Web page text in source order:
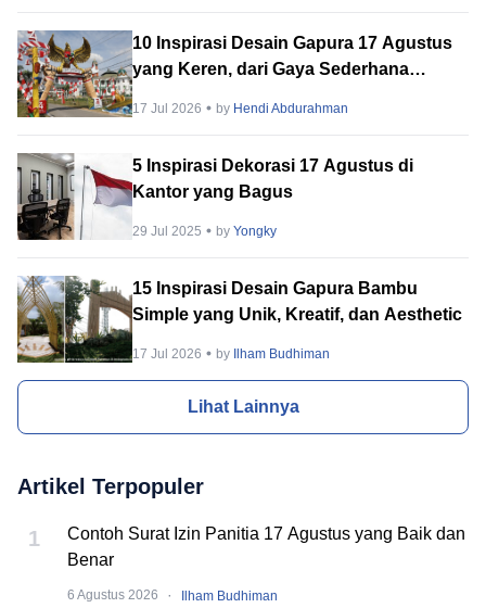
10 Inspirasi Desain Gapura 17 Agustus
yang Keren, dari Gaya Sederhana
17 Jul 2026 by Hendi Abdurahman
5 Inspirasi Dekorasi 17 Agustus di
Kantor yang Bagus
29 Jul 2025 byYongky
15 Inspirasi Desain Gapura Bambu
Simple yang Unik, Kreatif, dan Aesthetic
17 Jul 2026 by Ilham Budhiman
Lihat Lainnya
Artikel Terpopuler
1
Contoh Surat Izin Panitia 17 Agustus yang Baik dan
Benar
6 Agustus 2026 · Ilham Budhiman